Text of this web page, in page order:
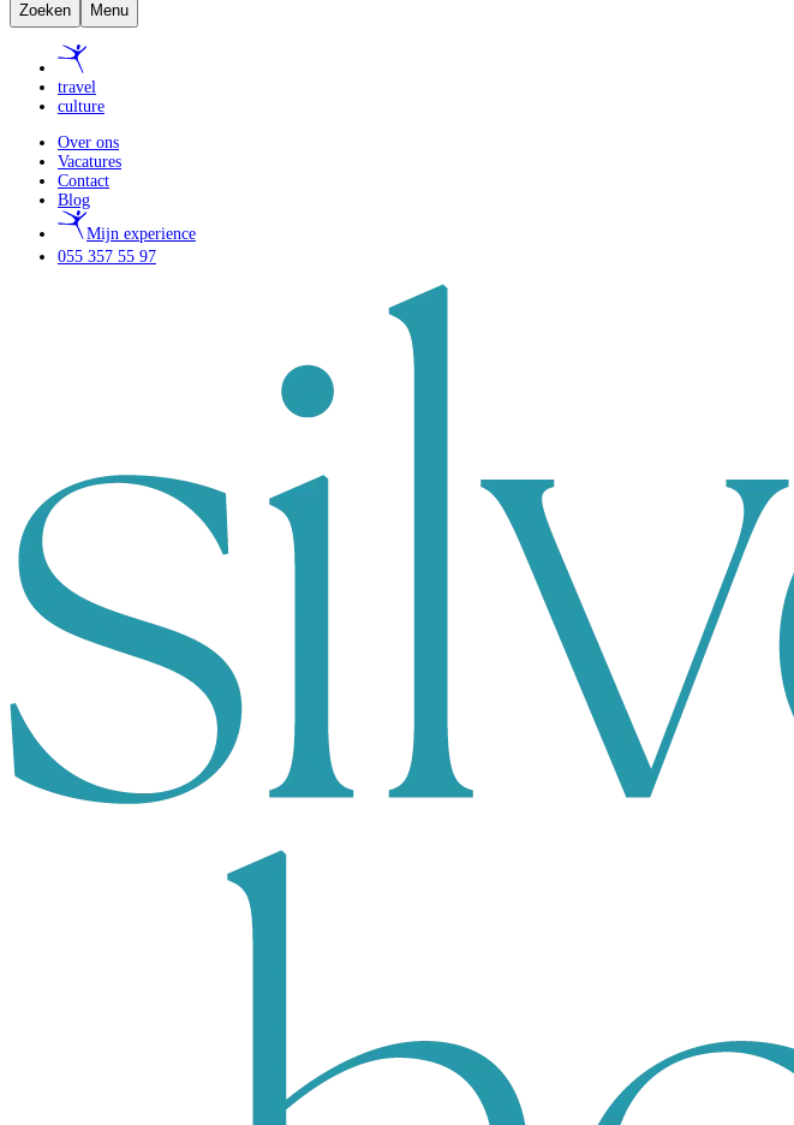
Zoeken Menu
travel
culture
Over ons
Vacatures
Contact
Blog
Mijn experience
055 357 55 97